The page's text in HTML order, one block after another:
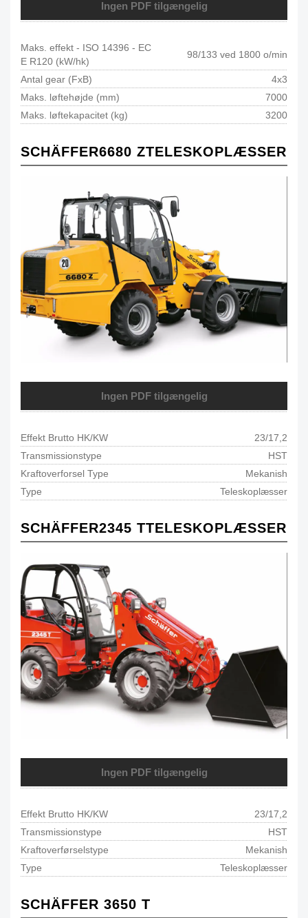
Ingen PDF tilgængelig
Maks. effekt - ISO 14396 - EC
E R120 (kW/hk)
98/133 ved 1800 o/min
Antal gear (FxB)
4x3
Maks. løftehøjde (mm)
7000
Maks. løftekapacitet (kg)
3200
SCHÄFFER6680 ZTELESKOPLÆSSER
Ingen PDF tilgængelig
Effekt Brutto HK/KW
23/17,2
Transmissionstype
HST
Kraftoverforsel Type
Mekanish
Type
Teleskoplæsser
SCHÄFFER2345 TTELESKOPLÆSSER
Ingen PDF tilgængelig
Effekt Brutto HK/KW
23/17,2
Transmissionstype
HST
Kraftoverførselstype
Mekanish
Type
Teleskoplæsser
SCHÄFFER 3650 T